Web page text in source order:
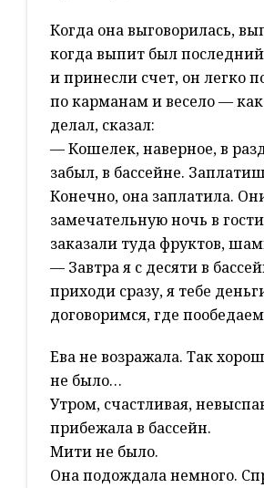
Когда она выговорилась,
когда выпит был
и принесли счет, он легко
по карманам и весело — как
делал, сказал:
— Кошелек, наверное, в
забыл, в бассейне.
Конечно, она заплатила.
замечательную ночь в
заказали туда фруктов,
— Завтра я с десяти в
приходи сразу, я тебе
договоримся, где
Ева не возражала. Так
не было…
Утром, счастливая,
прибежала в бассейн.
Мити не было.
Она подождала немного.